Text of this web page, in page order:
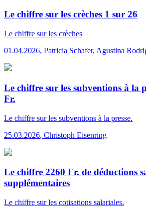
Le chiffre sur les crèches 1 sur 26
Le chiffre sur les crèches
01.04.2026, Patricia Schafer, Agustina
Le chiffre sur les subventions à la
Fr.
Le chiffre sur les subventions à la presse.
25.03.2026, Christoph Eisenring
Le chiffre 2260 Fr. de déductions
supplémentaires
Le chiffre sur les cotisations salariales.